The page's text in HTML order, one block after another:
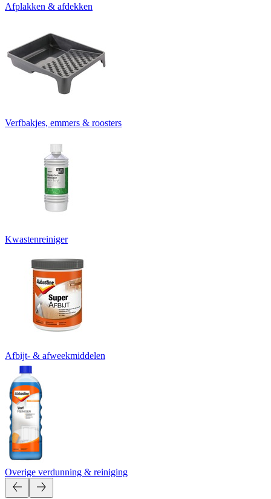
Afplakken & afdekken
Verfbakjes, emmers & roosters
Kwastenreiniger
Afbijt- & afweekmiddelen
Overige verdunning & reiniging